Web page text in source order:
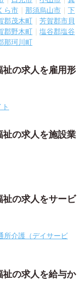
ら市 那須烏山市
下
郡茂木町
芳賀郡市貝
郡野木町
塩谷郡塩谷
那珂川町
の求人を雇用形
の求人を施設業
の求人をサービ
所介護（デイサービ
の求人を給与か